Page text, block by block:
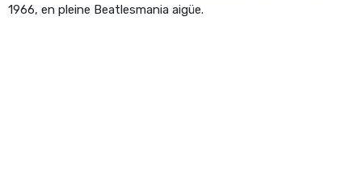
1966, en pleine Beatlesmania aigüe.